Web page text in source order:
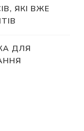
ЯКІ ВЖЕ
ДЛЯ